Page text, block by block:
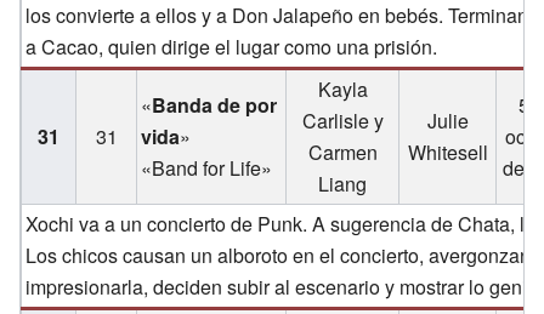
los convierte a ellos y a Don Jalapeño en bebés. Terminan
a Cacao, quien dirige el lugar como una prisión.
31 31
«Banda de por
vida»
«Band for Life»
Kayla
Carlisle y
Carmen
Liang
Julie
Whitesell
5
de
Xochi va a un concierto de Punk. A sugerencia de Chata,
Los chicos causan un alboroto en el concierto,
impresionarla, deciden subir al escenario y mostrar lo